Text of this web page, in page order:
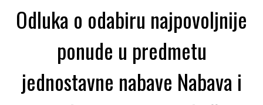
Odluka o odabiru najpovoljnije
ponude u predmetu
jednostavne nabave Nabava i